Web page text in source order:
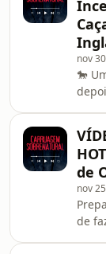
logo
que
nov
🐎
do
de
nov
de